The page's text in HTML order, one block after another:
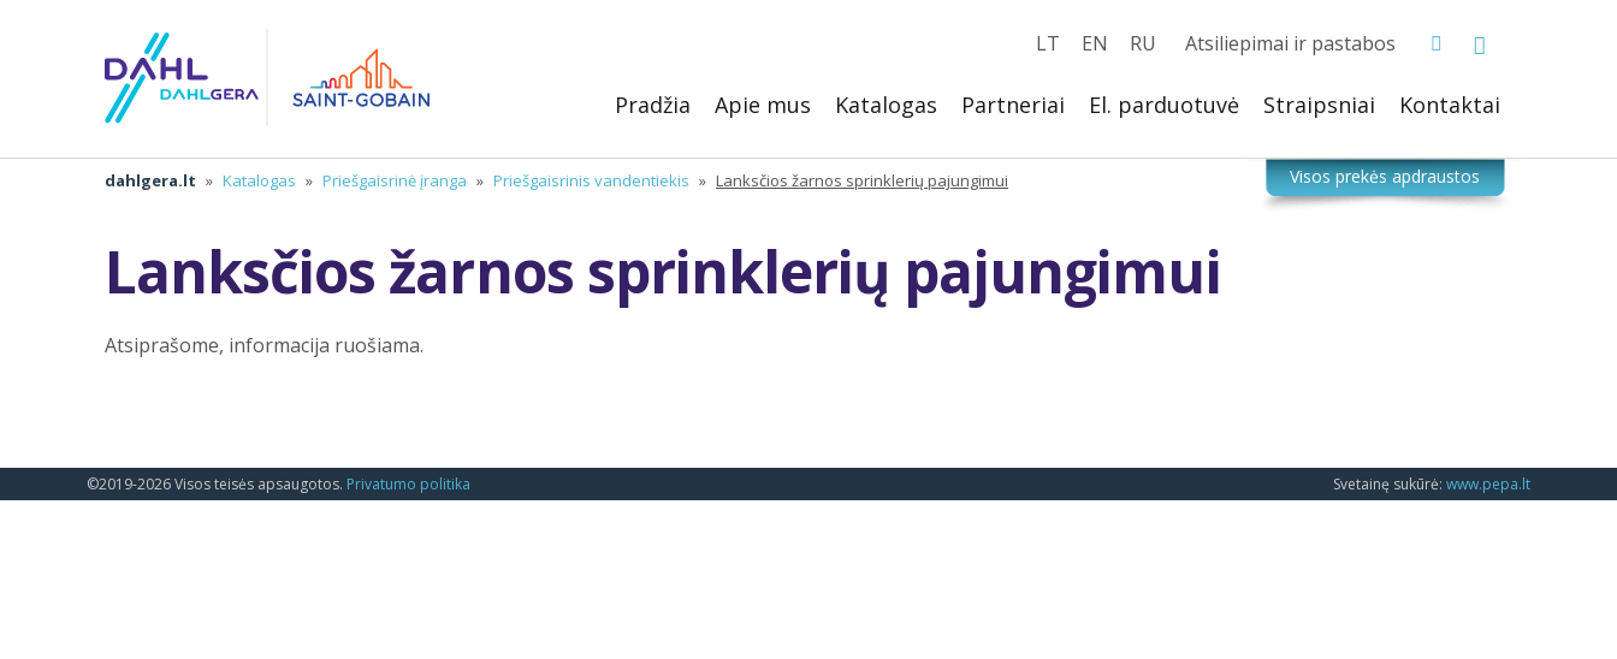
Atsiliepimai ir pastabos
LT EN RU
Pradžia Apie mus Katalogas Partneriai El. parduotuvė Straipsniai Kontaktai
dahlgera.lt » Katalogas » Priešgaisrinė įranga » Priešgaisrinis vandentiekis » Lanksčios žarnos sprinklerių pajungimui
Lanksčios žarnos sprinklerių pajungimui
Atsiprašome, informacija ruošiama.
©2019-2026 Visos teisės apsaugotos. Privatumo politika Svetainę sukūrė: www.pepa.lt